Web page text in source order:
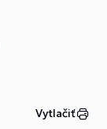
Vytlačiť